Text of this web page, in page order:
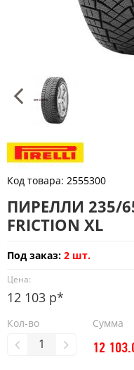
Код товара: 2555300
ПИРЕЛЛИ 235/
FRICTION XL
Под заказ: 2 шт.
Цена:
12 103 р*
Кол-во Сумма
12